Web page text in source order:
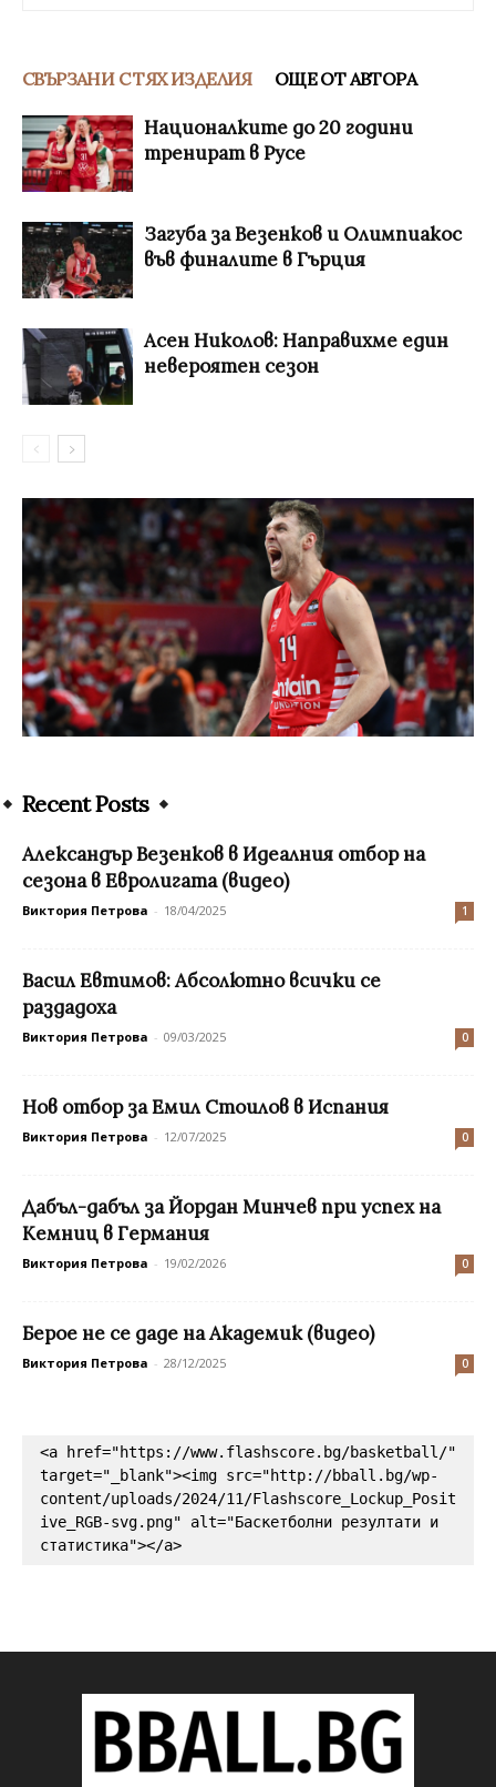
СВЪРЗАНИ С ТЯХ ИЗДЕЛИЯ ОЩЕ ОТ АВТОРА
Националките до 20 години
тренират в Русе
Загуба за Везенков и Олимпиакос
във финалите в Гърция
Асен Николов: Направихме един
невероятен сезон
Recent Posts
Александър Везенков в Идеалния отбор на
сезона в Евролигата (видео)
Виктория Петрова - 18/04/2025 1
Васил Евтимов: Абсолютно всички се
раздадоха
Виктория Петрова - 09/03/2025 0
Нов отбор за Емил Стоилов в Испания
Виктория Петрова - 12/07/2025 0
Дабъл-дабъл за Йордан Минчев при успех на
Кемниц в Германия
Виктория Петрова - 19/02/2026 0
Берое не се даде на Академик (видео)
Виктория Петрова - 28/12/2025 0
<a href="https://www.flashscore.bg/basketball/"
target="_blank"><img src="http://bball.bg/wp-
content/uploads/2024/11/Flashscore_Lockup_Posit
ive_RGB-svg.png" alt="Баскетболни резултати и
статистика"></a>